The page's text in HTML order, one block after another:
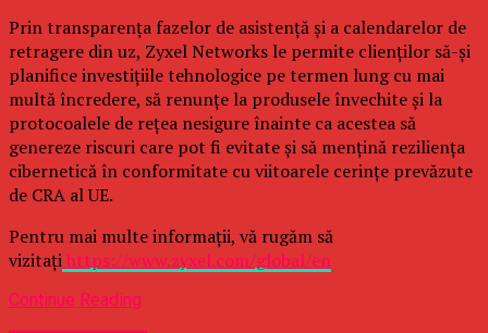
Prin transparența fazelor de asistență și a calendarelor de
retragere din uz, Zyxel Networks le permite clienților să-și
planifice investițiile tehnologice pe termen lung cu mai
multă încredere, să renunțe la produsele învechite și la
protocoalele de rețea nesigure înainte ca acestea să
genereze riscuri care pot fi evitate și să mențină reziliența
cibernetică în conformitate cu viitoarele cerințe prevăzute
de CRA al UE.
Pentru mai multe informații, vă rugăm să
vizitațihttps://www.zyxel.com/global/en
Continue Reading